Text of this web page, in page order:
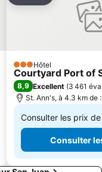
3 Étoiles
Hôtel
Courtyard Port of
8,9 Excellent (3 461
St. Ann's, à 4.3 km de
Consulter les prix
De
201 €Consulter